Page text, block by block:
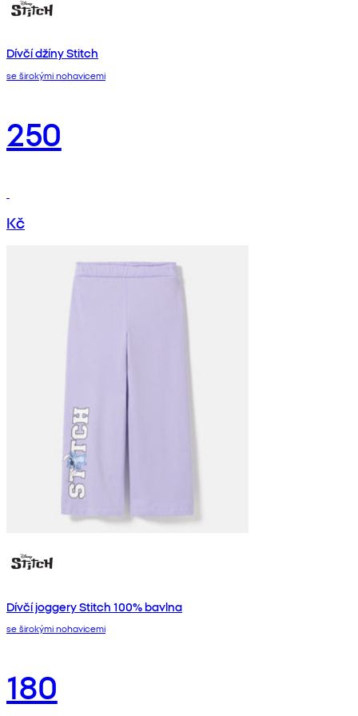
Dívčí džíny Stitch
se širokými nohavicemi
250
Kč
Dívčí joggery Stitch 100% bavlna
se širokými nohavicemi
180